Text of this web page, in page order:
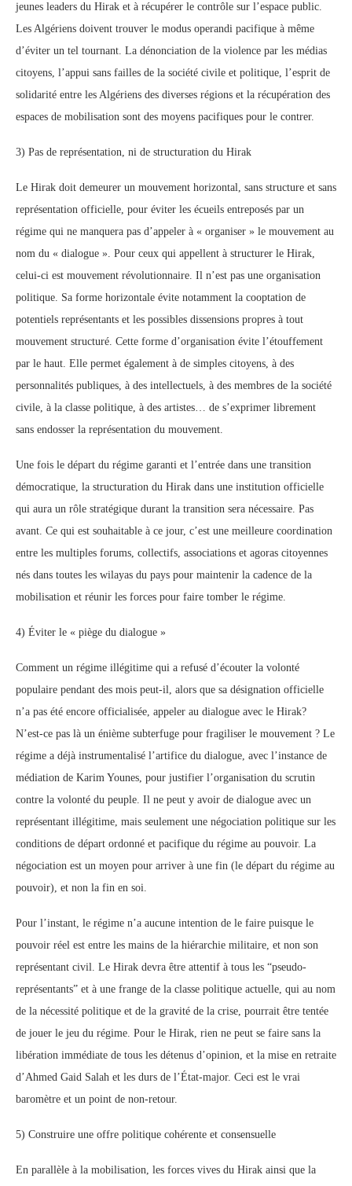
jeunes leaders du Hirak et à récupérer le contrôle sur l’espace public.
Les Algériens doivent trouver le modus operandi pacifique à même
d’éviter un tel tournant. La dénonciation de la violence par les médias
citoyens, l’appui sans failles de la société civile et politique, l’esprit de
solidarité entre les Algériens des diverses régions et la récupération des
espaces de mobilisation sont des moyens pacifiques pour le contrer.
3) Pas de représentation, ni de structuration du Hirak
Le Hirak doit demeurer un mouvement horizontal, sans structure et sans
représentation officielle, pour éviter les écueils entreposés par un
régime qui ne manquera pas d’appeler à « organiser » le mouvement au
nom du « dialogue ». Pour ceux qui appellent à structurer le Hirak,
celui-ci est mouvement révolutionnaire. Il n’est pas une organisation
politique. Sa forme horizontale évite notamment la cooptation de
potentiels représentants et les possibles dissensions propres à tout
mouvement structuré. Cette forme d’organisation évite l’étouffement
par le haut. Elle permet également à de simples citoyens, à des
personnalités publiques, à des intellectuels, à des membres de la société
civile, à la classe politique, à des artistes… de s’exprimer librement
sans endosser la représentation du mouvement.
Une fois le départ du régime garanti et l’entrée dans une transition
démocratique, la structuration du Hirak dans une institution officielle
qui aura un rôle stratégique durant la transition sera nécessaire. Pas
avant. Ce qui est souhaitable à ce jour, c’est une meilleure coordination
entre les multiples forums, collectifs, associations et agoras citoyennes
nés dans toutes les wilayas du pays pour maintenir la cadence de la
mobilisation et réunir les forces pour faire tomber le régime.
4) Éviter le « piège du dialogue »
Comment un régime illégitime qui a refusé d’écouter la volonté
populaire pendant des mois peut-il, alors que sa désignation officielle
n’a pas été encore officialisée, appeler au dialogue avec le Hirak?
N’est-ce pas là un énième subterfuge pour fragiliser le mouvement ? Le
régime a déjà instrumentalisé l’artifice du dialogue, avec l’instance de
médiation de Karim Younes, pour justifier l’organisation du scrutin
contre la volonté du peuple. Il ne peut y avoir de dialogue avec un
représentant illégitime, mais seulement une négociation politique sur les
conditions de départ ordonné et pacifique du régime au pouvoir. La
négociation est un moyen pour arriver à une fin (le départ du régime au
pouvoir), et non la fin en soi.
Pour l’instant, le régime n’a aucune intention de le faire puisque le
pouvoir réel est entre les mains de la hiérarchie militaire, et non son
représentant civil. Le Hirak devra être attentif à tous les “pseudo-
représentants” et à une frange de la classe politique actuelle, qui au nom
de la nécessité politique et de la gravité de la crise, pourrait être tentée
de jouer le jeu du régime. Pour le Hirak, rien ne peut se faire sans la
libération immédiate de tous les détenus d’opinion, et la mise en retraite
d’Ahmed Gaid Salah et les durs de l’État-major. Ceci est le vrai
baromètre et un point de non-retour.
5) Construire une offre politique cohérente et consensuelle
En parallèle à la mobilisation, les forces vives du Hirak ainsi que la